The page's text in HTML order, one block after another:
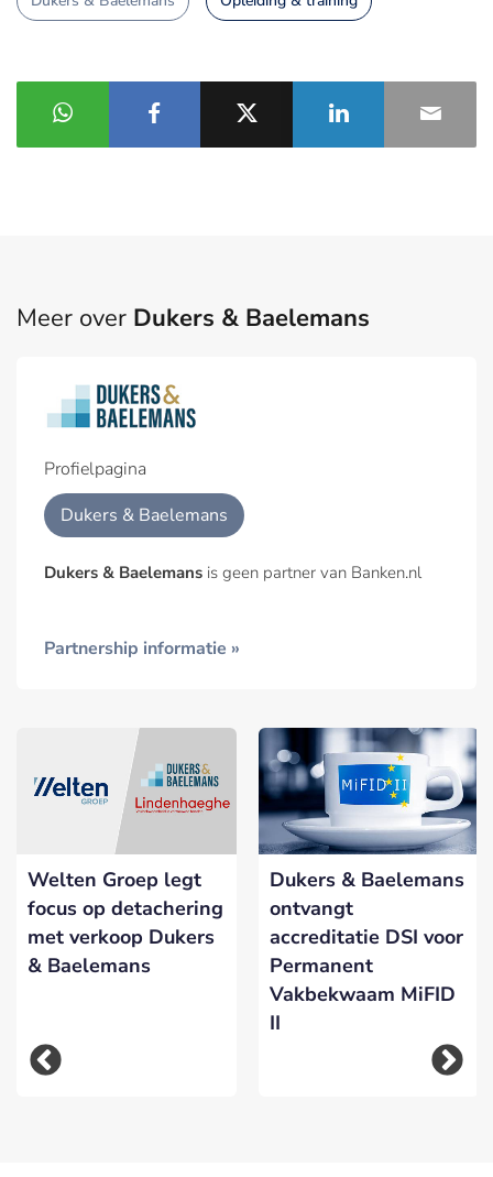
Meer over Dukers & Baelemans
Profielpagina
Dukers & Baelemans
Dukers & Baelemans is geen partner van Banken.nl
Partnership informatie »
Welten Groep legt
focus op detachering
met verkoop Dukers
& Baelemans
Dukers & Baelemans
ontvangt
accreditatie DSI voor
Permanent
Vakbekwaam MiFID
II